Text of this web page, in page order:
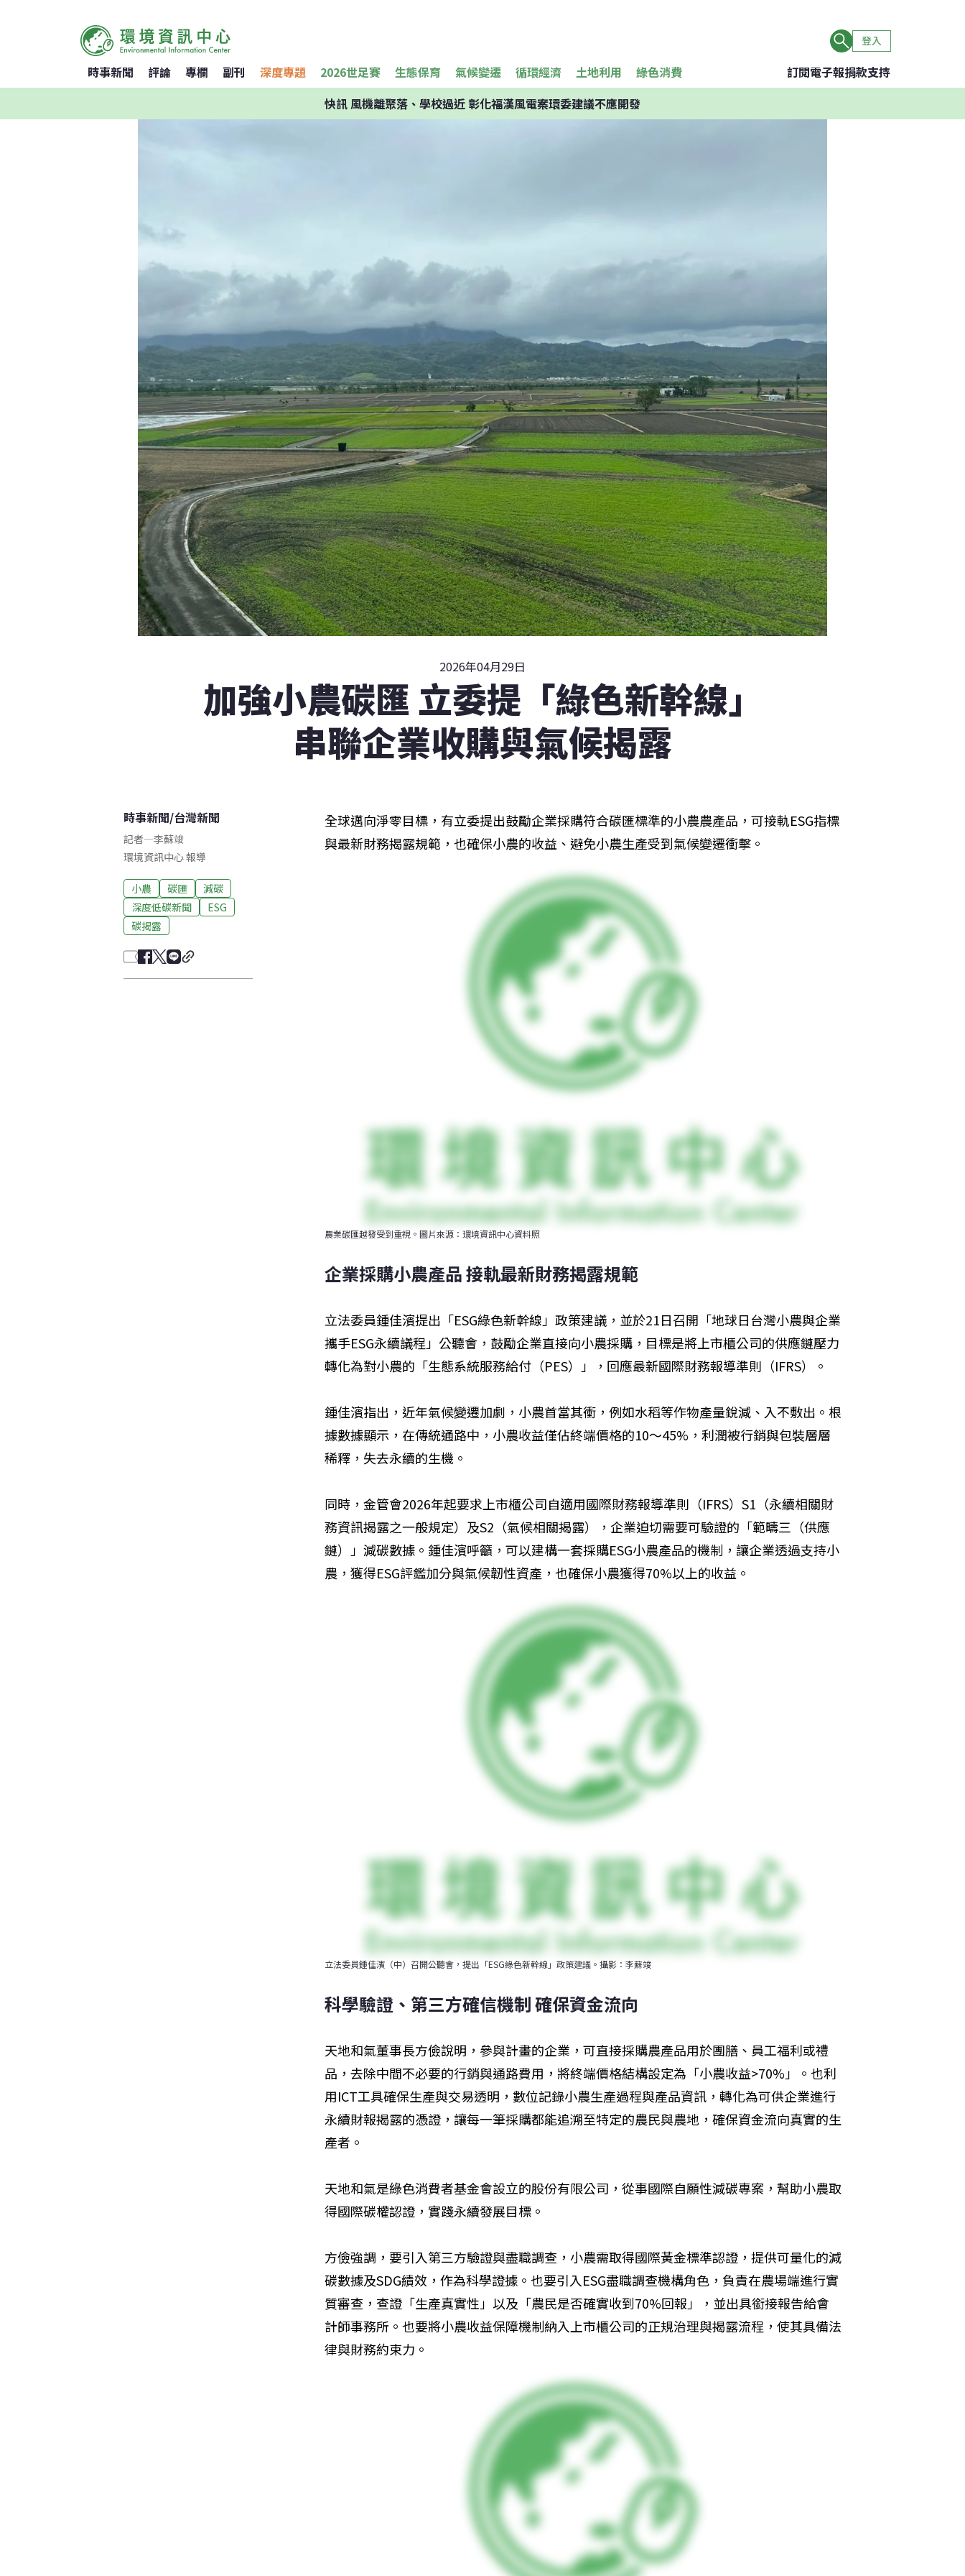
登入
時事新聞 評論 專欄 副刊 深度專題 2026世足賽 生態保育 氣候變遷 循環經濟 土地利用 綠色消費 訂閱電子報捐款支持
快訊風機離聚落、學校過近 彰化福漢風電案環委建議不應開發
2026年04月29日
加強小農碳匯 立委提「綠色新幹線」
串聯企業收購與氣候揭露
時事新聞/台灣新聞
記者—李蘇竣
環境資訊中心 報導
小農 碳匯
減碳
深度低碳新聞
ESG
碳揭露
全球邁向淨零目標，有立委提出鼓勵企業採購符合碳匯標準的小農農產品，可接軌ESG指標
與最新財務揭露規範，也確保小農的收益、避免小農生產受到氣候變遷衝擊。
農業碳匯越發受到重視。圖片來源：環境資訊中心資料照
企業採購小農產品 接軌最新財務揭露規範
立法委員鍾佳濱提出「ESG綠色新幹線」政策建議，並於21日召開「地球日台灣小農與企業
攜手ESG永續議程」公聽會，鼓勵企業直接向小農採購，目標是將上市櫃公司的供應鏈壓力
轉化為對小農的「生態系統服務給付（PES）」，回應最新國際財務報導準則（IFRS）。
鍾佳濱指出，近年氣候變遷加劇，小農首當其衝，例如水稻等作物產量銳減、入不敷出。根
據數據顯示，在傳統通路中，小農收益僅佔終端價格的10～45%，利潤被行銷與包裝層層
稀釋，失去永續的生機。
同時，金管會2026年起要求上市櫃公司自適用國際財務報導準則（IFRS）S1（永續相關財
務資訊揭露之一般規定）及S2（氣候相關揭露），企業迫切需要可驗證的「範疇三（供應
鏈）」減碳數據。鍾佳濱呼籲，可以建構一套採購ESG小農產品的機制，讓企業透過支持小
農，獲得ESG評鑑加分與氣候韌性資產，也確保小農獲得70%以上的收益。
立法委員鍾佳濱（中）召開公聽會，提出「ESG綠色新幹線」政策建議。攝影：李蘇竣
科學驗證、第三方確信機制 確保資金流向
天地和氣董事長方儉說明，參與計畫的企業，可直接採購農產品用於團膳、員工福利或禮
品，去除中間不必要的行銷與通路費用，將終端價格結構設定為「小農收益>70%」。也利
用ICT工具確保生產與交易透明，數位記錄小農生產過程與產品資訊，轉化為可供企業進行
永續財報揭露的憑證，讓每一筆採購都能追溯至特定的農民與農地，確保資金流向真實的生
產者。
天地和氣是綠色消費者基金會設立的股份有限公司，從事國際自願性減碳專案，幫助小農取
得國際碳權認證，實踐永續發展目標。
方儉強調，要引入第三方驗證與盡職調查，小農需取得國際黃金標準認證，提供可量化的減
碳數據及SDG績效，作為科學證據。也要引入ESG盡職調查機構角色，負責在農場端進行實
質審查，查證「生產真實性」以及「農民是否確實收到70%回報」，並出具銜接報告給會
計師事務所。也要將小農收益保障機制納入上市櫃公司的正規治理與揭露流程，使其具備法
律與財務約束力。